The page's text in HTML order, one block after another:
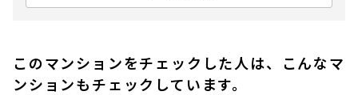
このマンションをチェックした人は、こんなマ
ンションもチェックしています。